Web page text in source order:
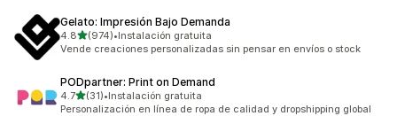
Gelato: Impresión Bajo Demanda
4.8de 5 estrellas
(974)
974 reseñas en total
•Instalación gratuita
Vende creaciones personalizadas sin pensar en envíos o stock
PODpartner: Print on Demand
4.7de 5 estrellas
(31)
31 reseñas en total
•Instalación gratuita
Personalización en línea de ropa de calidad y dropshipping global